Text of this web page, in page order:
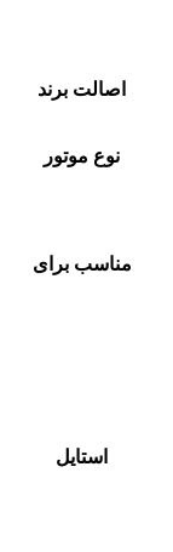
اصالت برند
نوع موتور
مناسب برای
استایل